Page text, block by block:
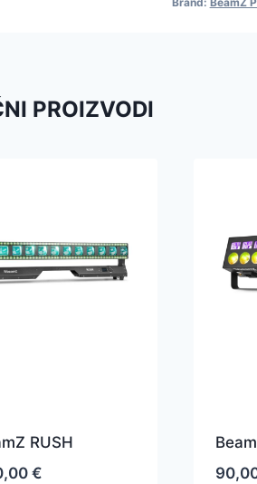
PROIZVODI
RUSH
€